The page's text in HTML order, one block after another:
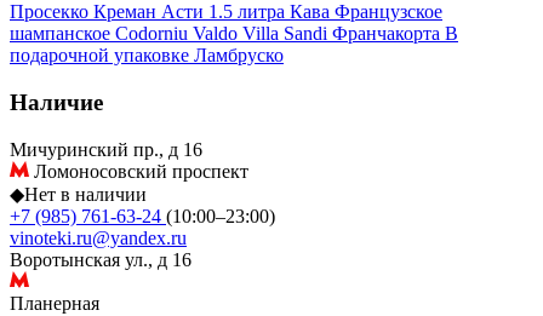
Просекко Креман Асти 1.5 литра Кава Французское
шампанское Codorniu Valdo Villa Sandi Франчакорта В
подарочной упаковке Ламбруско
Наличие
Мичуринский пр., д 16
Ломоносовский проспект
◆Нет в наличии
+7 (985) 761-63-24 (10:00–23:00)
vinoteki.ru@yandex.ru
Воротынская ул., д 16
Планерная